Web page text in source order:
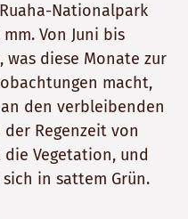
Nationalpark
Von Juni bis
was diese Monate zur
macht,
den verbleibenden
Regenzeit von
Vegetation, und
in sattem Grün.